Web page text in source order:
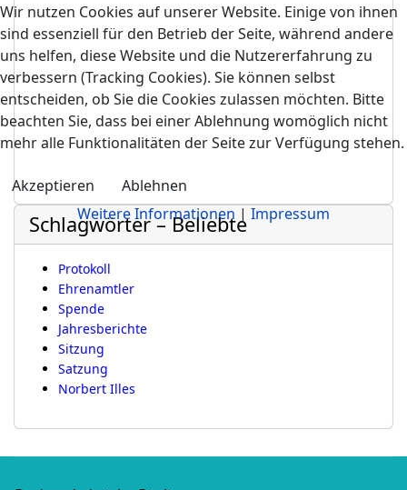
Schlagwörter – Beliebte
Protokoll
Ehrenamtler
Spende
Jahresberichte
Sitzung
Satzung
Norbert Illes
Wir nutzen Cookies auf unserer Website. Einige von ihnen
sind essenziell für den Betrieb der Seite, während andere
uns helfen, diese Website und die Nutzererfahrung zu
verbessern (Tracking Cookies). Sie können selbst
entscheiden, ob Sie die Cookies zulassen möchten. Bitte
beachten Sie, dass bei einer Ablehnung womöglich nicht
mehr alle Funktionalitäten der Seite zur Verfügung stehen.
Akzeptieren
Ablehnen
Weitere Informationen | Impressum